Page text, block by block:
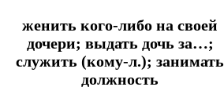
женить кого-либо на своей
дочери; выдать дочь за…;
служить (кому-л.); занимать
должность